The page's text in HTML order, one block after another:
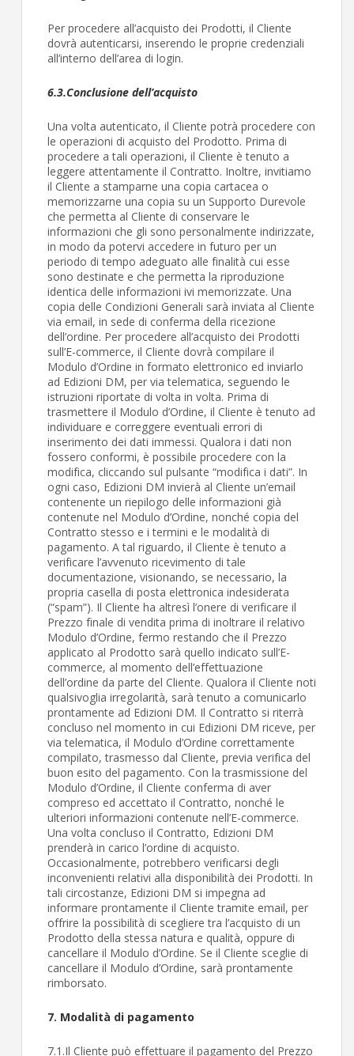
Per procedere all’acquisto dei Prodotti, il Cliente
dovrà autenticarsi, inserendo le proprie credenziali
all’interno dell’area di login.
6.3.Conclusione dell’acquisto
Una volta autenticato, il Cliente potrà procedere con
le operazioni di acquisto del Prodotto. Prima di
procedere a tali operazioni, il Cliente è tenuto a
leggere attentamente il Contratto. Inoltre, invitiamo
il Cliente a stamparne una copia cartacea o
memorizzarne una copia su un Supporto Durevole
che permetta al Cliente di conservare le
informazioni che gli sono personalmente indirizzate,
in modo da potervi accedere in futuro per un
periodo di tempo adeguato alle finalità cui esse
sono destinate e che permetta la riproduzione
identica delle informazioni ivi memorizzate. Una
copia delle Condizioni Generali sarà inviata al Cliente
via email, in sede di conferma della ricezione
dell’ordine. Per procedere all’acquisto dei Prodotti
sull’E-commerce, il Cliente dovrà compilare il
Modulo d’Ordine in formato elettronico ed inviarlo
ad Edizioni DM, per via telematica, seguendo le
istruzioni riportate di volta in volta. Prima di
trasmettere il Modulo d’Ordine, il Cliente è tenuto ad
individuare e correggere eventuali errori di
inserimento dei dati immessi. Qualora i dati non
fossero conformi, è possibile procedere con la
modifica, cliccando sul pulsante “modifica i dati”. In
ogni caso, Edizioni DM invierà al Cliente un’email
contenente un riepilogo delle informazioni già
contenute nel Modulo d’Ordine, nonché copia del
Contratto stesso e i termini e le modalità di
pagamento. A tal riguardo, il Cliente è tenuto a
verificare l’avvenuto ricevimento di tale
documentazione, visionando, se necessario, la
propria casella di posta elettronica indesiderata
(“spam”). Il Cliente ha altresì l’onere di verificare il
Prezzo finale di vendita prima di inoltrare il relativo
Modulo d’Ordine, fermo restando che il Prezzo
applicato al Prodotto sarà quello indicato sull’E-
commerce, al momento dell’effettuazione
dell’ordine da parte del Cliente. Qualora il Cliente noti
qualsivoglia irregolarità, sarà tenuto a comunicarlo
prontamente ad Edizioni DM. Il Contratto si riterrà
concluso nel momento in cui Edizioni DM riceve, per
via telematica, il Modulo d’Ordine correttamente
compilato, trasmesso dal Cliente, previa verifica del
buon esito del pagamento. Con la trasmissione del
Modulo d’Ordine, il Cliente conferma di aver
compreso ed accettato il Contratto, nonché le
ulteriori informazioni contenute nell’E-commerce.
Una volta concluso il Contratto, Edizioni DM
prenderà in carico l’ordine di acquisto.
Occasionalmente, potrebbero verificarsi degli
inconvenienti relativi alla disponibilità dei Prodotti. In
tali circostanze, Edizioni DM si impegna ad
informare prontamente il Cliente tramite email, per
offrire la possibilità di scegliere tra l’acquisto di un
Prodotto della stessa natura e qualità, oppure di
cancellare il Modulo d’Ordine. Se il Cliente sceglie di
cancellare il Modulo d’Ordine, sarà prontamente
rimborsato.
7. Modalità di pagamento
7.1.Il Cliente può effettuare il pagamento del Prezzo